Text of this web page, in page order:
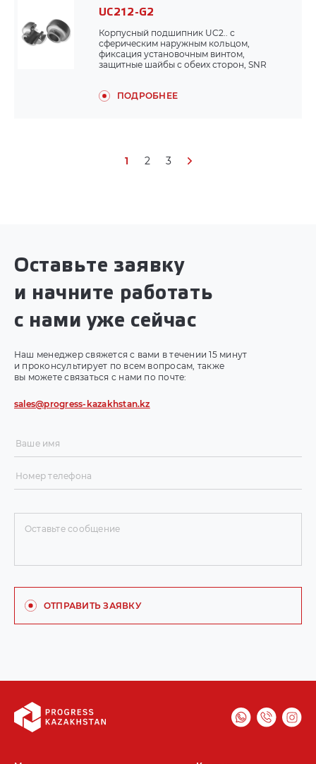
UC212-G2
Корпусный подшипник UC2.. с
сферическим наружным кольцом,
фиксация установочным винтом,
защитные шайбы с обеих сторон, SNR
ПОДРОБНЕЕ
1 2 3
Оставьте заявку
и начните работать
с нами уже сейчас
Наш менеджер свяжется с вами в течении 15 минут
и проконсультирует по всем вопросам, также
вы можете связаться с нами по почте:
sales@progress-kazakhstan.kz
ОТПРАВИТЬ ЗАЯВКУ